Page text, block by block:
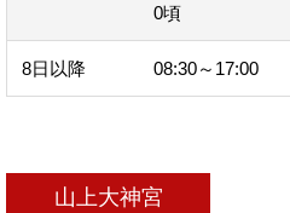
0頃
8日以降 08:30～17:00
山上大神宮